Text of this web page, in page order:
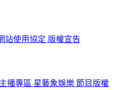
站使用協定 版權宣告
主播專區 星藝象娛樂 節目版權